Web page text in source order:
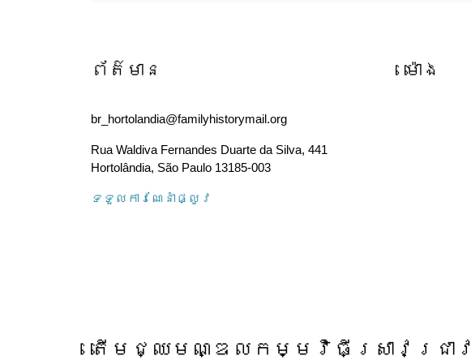
ព័ត៌មាន
br_hortolandia@familyhistorymail.org
Rua Waldiva Fernandes Duarte da Silva, 441
Hortolândia, São Paulo 13185-003
ទទួល​ការណែនាំ​ផ្លូវ
ម៉ោង
តើ​មជ្ឈមណ្ឌល​កម្មវិធី​ស្រាវជ្រាវ​